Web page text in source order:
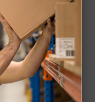
los portes y el